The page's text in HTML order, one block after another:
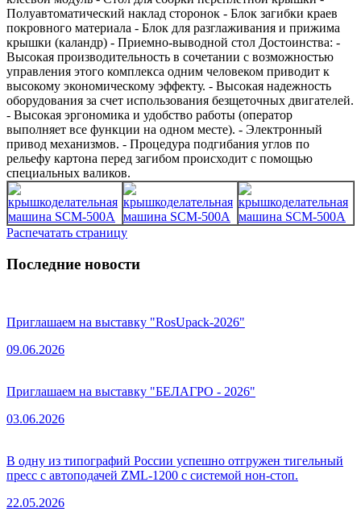
Полуавтоматический наклад сторонок - Блок загибки краев
покровного материала - Блок для разглаживания и прижима
крышки (каландр) - Приемно-выводной стол Достоинства: -
Высокая производительность в сочетании с возможностью
управления этого комплекса одним человеком приводит к
высокому экономическому эффекту. - Высокая надежность
оборудования за счет использования безщеточных двигателей.
- Высокая эргономика и удобство работы (оператор
выполняет все функции на одном месте). - Электронный
привод механизмов. - Процедура подгибания углов по
рельефу картона перед загибом происходит с помощью
специальных валиков.
Распечатать страницу
Последние новости
Приглашаем на выставку "RosUpack-2026"
09.06.2026
Приглашаем на выставку "БЕЛАГРО - 2026"
03.06.2026
В одну из типографий России успешно отгружен тигельный
пресс с автоподачей ZML-1200 с системой нон-стоп.
22.05.2026